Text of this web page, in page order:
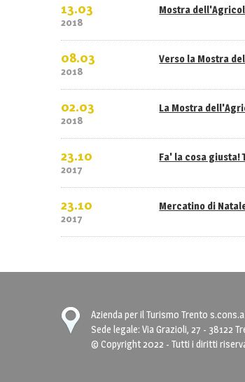
13.03
2018
Mostra
08.03
2018
Verso la Mostra
02.03
2018
La Mostra
23.10
2017
Fa' la cosa giusta!
23.10
2017
Mercatino di
Azienda per il Turismo Trento
Sede legale: Via Grazioli, 27 - 38122
© Copyright 2022 - Tutti i diritti